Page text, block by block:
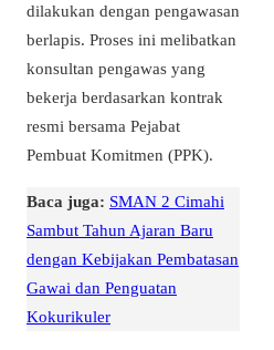
dilakukan dengan pengawasan
berlapis. Proses ini melibatkan
konsultan pengawas yang
bekerja berdasarkan kontrak
resmi bersama Pejabat
Pembuat Komitmen (PPK).
Baca juga: SMAN 2 Cimahi
Sambut Tahun Ajaran Baru
dengan Kebijakan Pembatasan
Gawai dan Penguatan
Kokurikuler